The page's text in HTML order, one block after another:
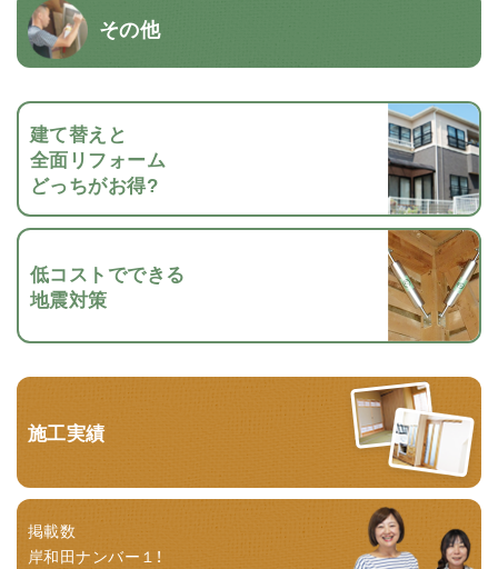
その他
建て替えと
全面リフォーム
どっちがお得?
低コストでできる
地震対策
施工実績
掲載数
岸和田ナンバー１！